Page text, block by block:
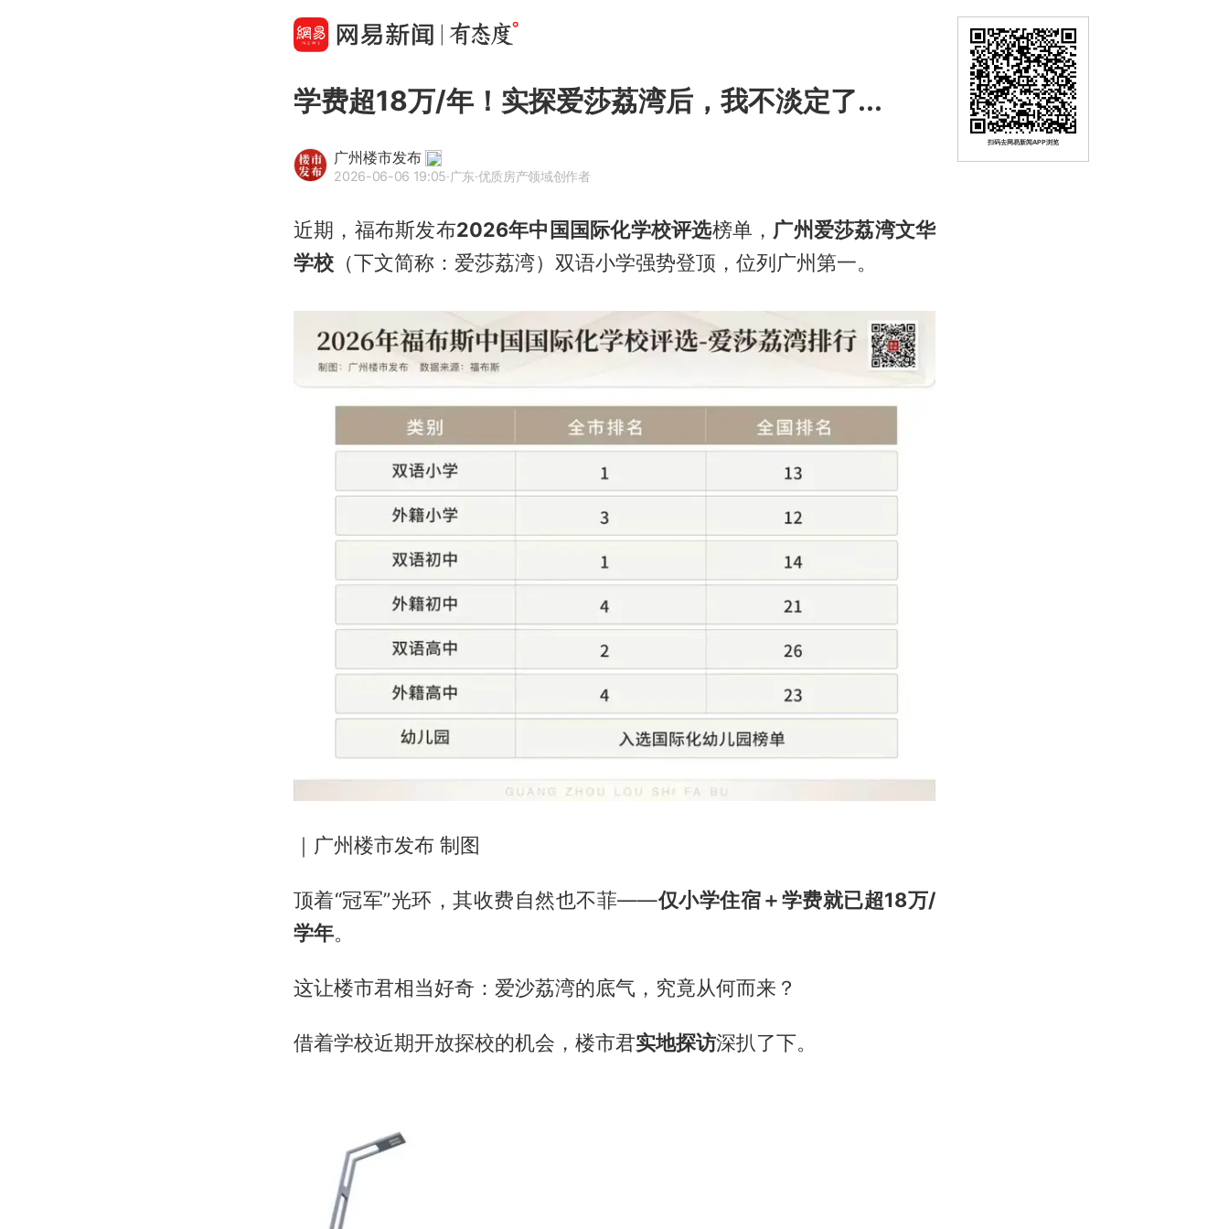
学费超18万/年！实探爱莎荔湾后，我不淡定了...
广州楼市发布
2026-06-06 19:05·广东·优质房产领域创作者
近期，福布斯发布2026年中国国际化学校评选榜单， 广州爱莎荔湾文华
学校 （下文简称：爱莎荔湾）双语小学强势登顶，位列广州第一。
｜广州楼市发布 制图
顶着“冠军”光环，其收费自然也不菲——仅小学住宿＋学费就已超18万/
学年。
这让楼市君相当好奇：爱沙荔湾的底气，究竟从何而来？
借着学校近期开放探校的机会，楼市君实地探访深扒了下。
扫码去网易新闻APP浏览